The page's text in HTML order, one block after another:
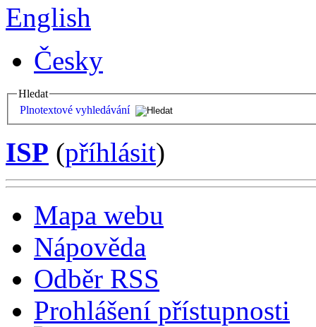
English
Česky
Hledat
Plnotextové vyhledávání
ISP (příhlásit)
Mapa webu
Nápověda
Odběr RSS
Prohlášení přístupnosti